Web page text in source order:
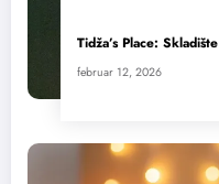
Tidža’s Place: Skladište
februar 12, 2026